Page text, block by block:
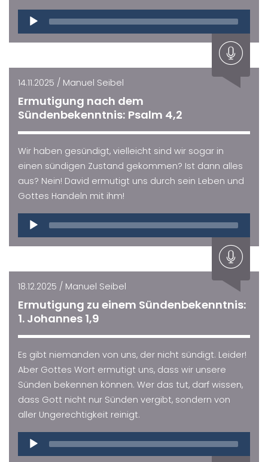
Audio
Player
14.11.2025 / Manuel Seibel
Ermutigung nach dem
Sündenbekenntnis: Psalm 4,2
Wir haben gesündigt, vielleicht sind wir sogar in
einen sündigen Zustand gekommen? Ist dann alles
aus? Nein! David ermutigt uns durch sein Leben und
Gottes Handeln mit ihm!
Audio
Player
18.12.2025 / Manuel Seibel
Ermutigung zu einem Sündenbekenntnis:
1. Johannes 1,9
Es gibt niemanden von uns, der nicht sündigt. Leider!
Aber Gottes Wort ermutigt uns, dass wir unsere
Sünden bekennen können. Wer das tut, darf wissen,
dass Gott nicht nur Sünden vergibt, sondern von
aller Ungerechtigkeit reinigt.
Audio
Player